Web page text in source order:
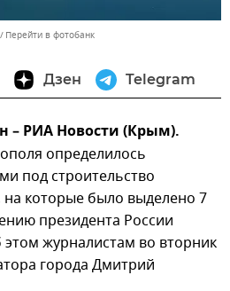
Перейти в фотобанк
Дзен Telegram
– РИА Новости (Крым).
определилось
под строительство
которые было выделено 7
президента России
журналистам во вторник
города Дмитрий